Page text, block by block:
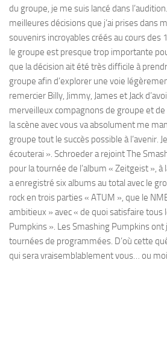
du groupe, je me suis lancé dans
meilleures décisions que j’ai prises dans
souvenirs incroyables créés au cours des
le groupe est presque trop importante
que la décision ait été très difficile à
groupe afin d’explorer une voie
remercier Billy, Jimmy, James et Jack
merveilleux compagnons de groupe et
la scène avec vous va absolument me
groupe tout le succès possible à l’avenir.
écouterai ». Schroeder a rejoint The
pour la tournée de l’album « Zeitgeist », à
a enregistré six albums au total avec le
rock en trois parties « ATUM », que le
ambitieux » avec « de quoi satisfaire tous
Pumpkins ». Les Smashing Pumpkins
tournées de programmées. D’où cette
qui sera vraisemblablement vous… ou